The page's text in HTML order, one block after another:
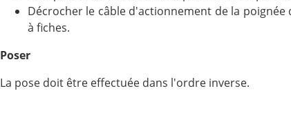
Décrocher le câble d'actionnement de la
à fiches.
Poser
La pose doit être effectuée dans l'ordre inverse.